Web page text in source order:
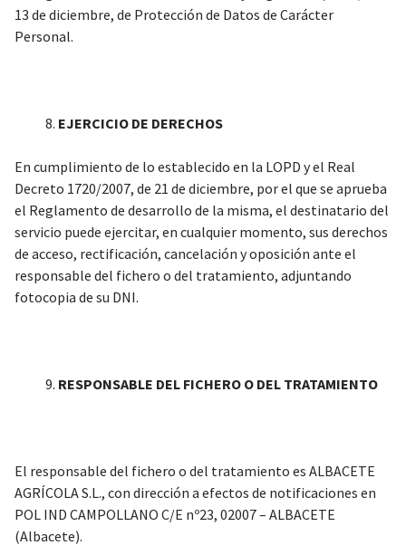
13 de diciembre, de Protección de Datos de Carácter
Personal.
EJERCICIO DE DERECHOS
En cumplimiento de lo establecido en la LOPD y el Real
Decreto 1720/2007, de 21 de diciembre, por el que se aprueba
el Reglamento de desarrollo de la misma, el destinatario del
servicio puede ejercitar, en cualquier momento, sus derechos
de acceso, rectificación, cancelación y oposición ante el
responsable del fichero o del tratamiento, adjuntando
fotocopia de su DNI.
RESPONSABLE DEL FICHERO O DEL TRATAMIENTO
El responsable del fichero o del tratamiento es ALBACETE
AGRÍCOLA S.L., con dirección a efectos de notificaciones en
POL IND CAMPOLLANO C/E nº23, 02007 – ALBACETE
(Albacete).